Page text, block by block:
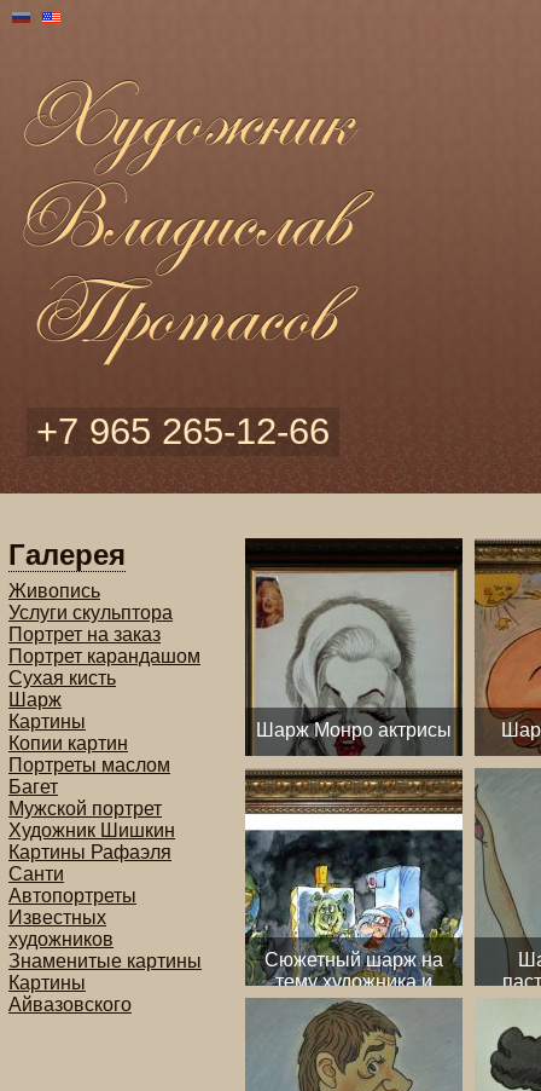
+7 965 265-12-66
Галерея
Живопись
Услуги скульптора
Портрет на заказ
Портрет карандашом
Сухая кисть
Шарж
Картины
Копии картин
Портреты маслом
Багет
Мужской портрет
Художник Шишкин
Картины Рафаэля
Санти
Автопортреты
Известных
художников
Знаменитые картины
Картины
Айвазовского
Шарж Монро актрисы
Сюжетный шарж на
тему художника и
космонавта